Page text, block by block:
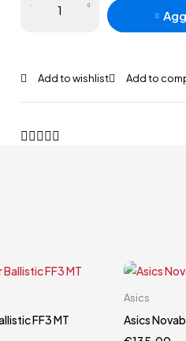
Hyperace
40 40.5
FF3 MT
Asics
Asics